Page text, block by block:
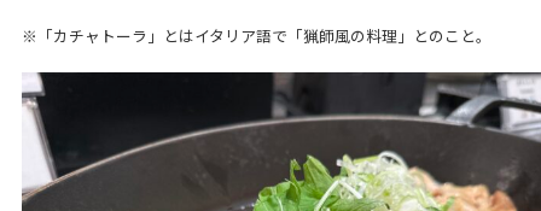
※「カチャトーラ」とはイタリア語で「猟師風の料理」とのこと。